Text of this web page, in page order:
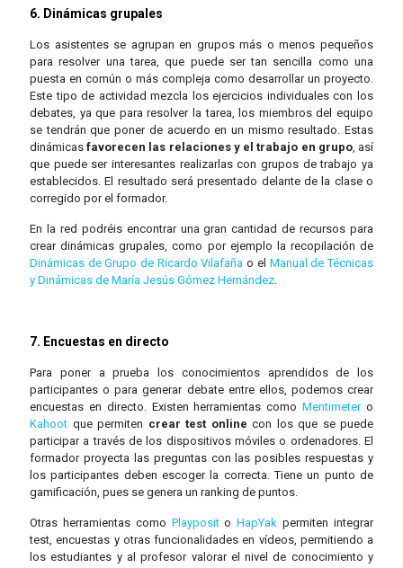
6. Dinámicas grupales
Los asistentes se agrupan en grupos más o menos pequeños
para resolver una tarea, que puede ser tan sencilla como una
puesta en común o más compleja como desarrollar un proyecto.
Este tipo de actividad mezcla los ejercicios individuales con los
debates, ya que para resolver la tarea, los miembros del equipo
se tendrán que poner de acuerdo en un mismo resultado. Estas
dinámicasfavorecen las relaciones y el trabajo en grupo, así
que puede ser interesantes realizarlas con grupos de trabajo ya
establecidos. El resultado será presentado delante de la clase o
corregido por el formador.
En la red podréis encontrar una gran cantidad de recursos para
crear dinámicas grupales, como por ejemplo la recopilación de
Dinámicas de Grupo de Ricardo Vilafañao el Manual de Técnicas
y Dinámicas de María Jesús Gómez Hernández.
7. Encuestas en directo
Para poner a prueba los conocimientos aprendidos de los
participantes o para generar debate entre ellos, podemos crear
encuestas en directo. Existen herramientas comoMentimetero
Kahoot que permiten crear test online con los que se puede
participar a través de los dispositivos móviles o ordenadores. El
formador proyecta las preguntas con las posibles respuestas y
los participantes deben escoger la correcta. Tiene un punto de
gamificación, pues se genera un ranking de puntos.
Otras herramientas como PlaypositoHapYak permiten integrar
test, encuestas y otras funcionalidades en vídeos, permitiendo a
los estudiantes y al profesor valorar el nivel de conocimiento y